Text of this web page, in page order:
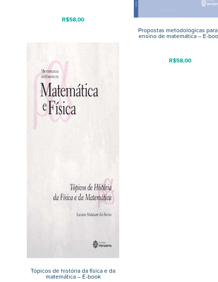
Propostas metodológicas
ensino de matemática – E-
R$58,00
R$58,00
Tópicos de história da física e da
matemática – E-book